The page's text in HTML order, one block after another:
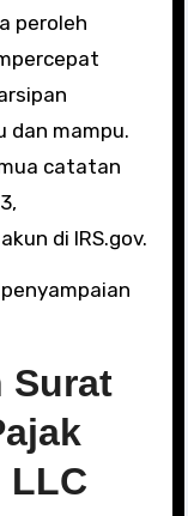
peroleh
dan mampu.
catatan
di IRS.gov.
Surat
LLC